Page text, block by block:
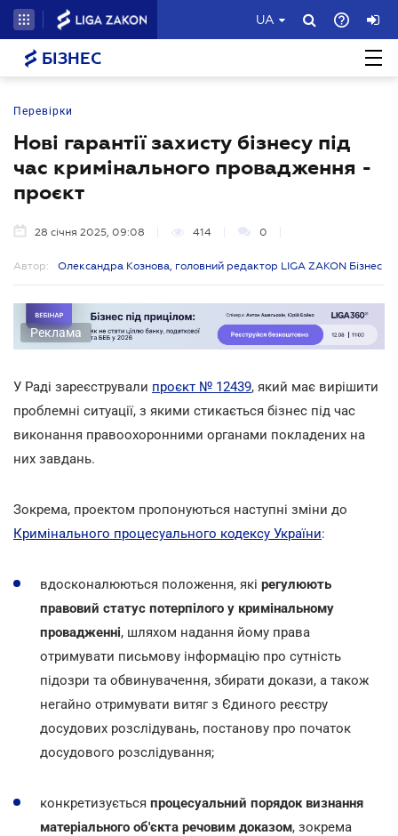
UA
БІЗНЕС
Перевірки
Нові гарантії захисту бізнесу під
час кримінального провадження -
проєкт
28 січня 2025, 09:08 414 0
Автор: Олександра Кознова, головний редактор LIGA ZAKON Бізнес
Реклама
У Раді зареєстрували проєкт № 12439, який має вирішити
проблемні ситуації, з якими стикається бізнес під час
виконання правоохоронними органами покладених на
них завдань.
Зокрема, проектом пропонуються наступні зміни до
Кримінального процесуального кодексу України:
вдосконалюються положення, які регулюють
правовий статус потерпілого у кримінальному
провадженні, шляхом надання йому права
отримувати письмову інформацію про сутність
підозри та обвинувачення, збирати докази, а також
негайно отримувати витяг з Єдиного реєстру
досудових розслідувань, постанову про початок
досудового розслідування;
конкретизується процесуальний порядок визнання
матеріального об'єкта речовим доказом, зокрема